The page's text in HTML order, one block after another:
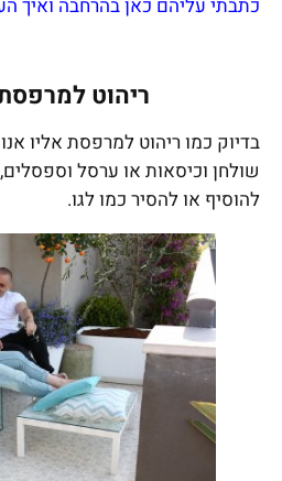
כתבתי עליהם כאן בהרחבה ואיך
ריהוט למרפסת
בדיוק כמו ריהוט למרפסת אליו
שולחן וכיסאות או ערסל וספסלים,
להוסיף או להסיר כמו לגו.